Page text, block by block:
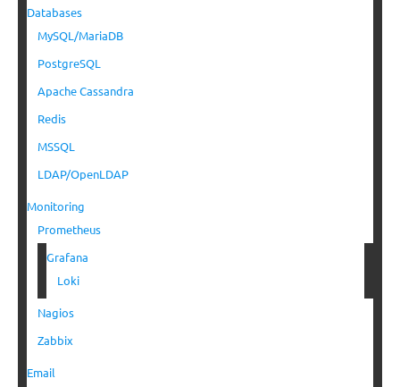
Databases
MySQL/MariaDB
PostgreSQL
Apache Cassandra
Redis
MSSQL
LDAP/OpenLDAP
Monitoring
Prometheus
Grafana
Loki
Nagios
Zabbix
Email